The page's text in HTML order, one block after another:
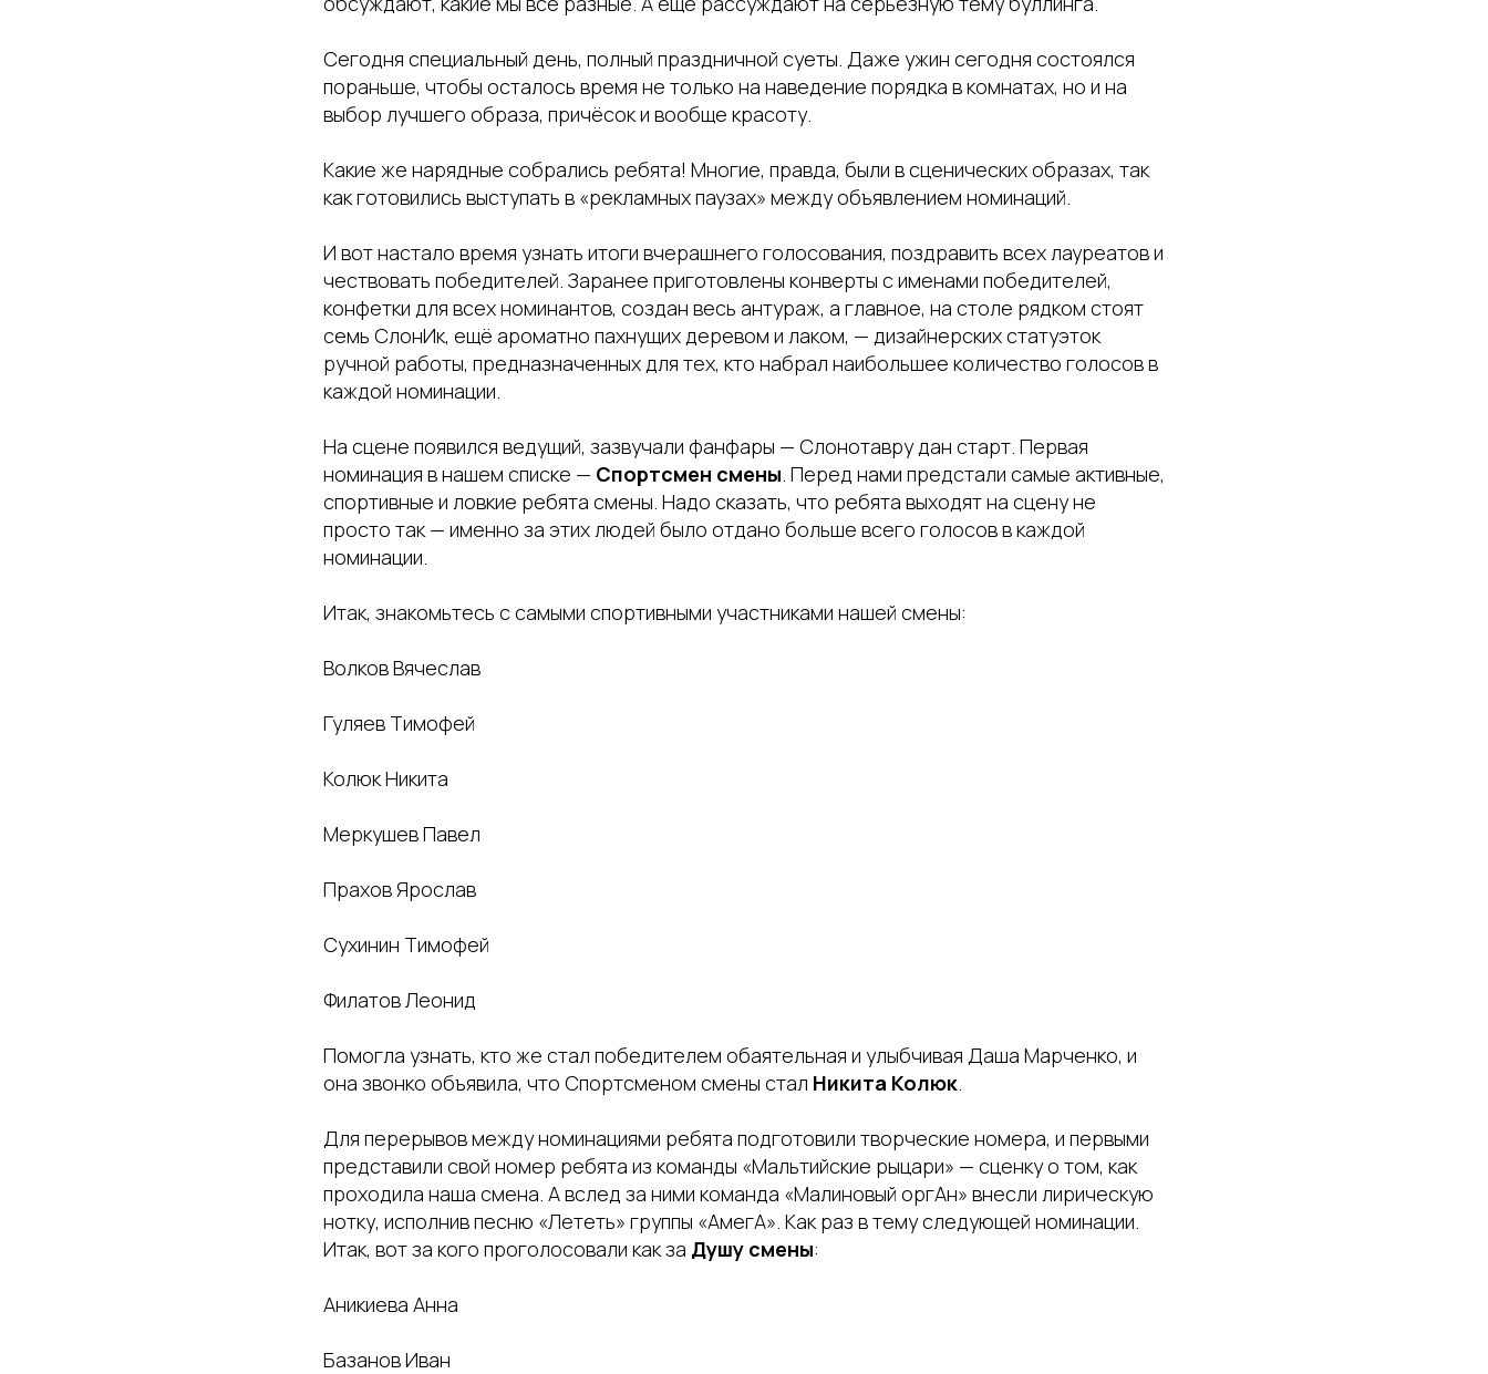
Сегодня специальный день, полный праздничной суеты. Даже ужин сегодня состоялся
пораньше, чтобы осталось время не только на наведение порядка в комнатах, но и на
выбор лучшего образа, причёсок и вообще красоту.
Какие же нарядные собрались ребята! Многие, правда, были в сценических образах, так
как готовились выступать в «рекламных паузах» между объявлением номинаций.
И вот настало время узнать итоги вчерашнего голосования, поздравить всех лауреатов и
чествовать победителей. Заранее приготовлены конверты с именами победителей,
конфетки для всех номинантов, создан весь антураж, а главное, на столе рядком стоят
семь СлонИк, ещё ароматно пахнущих деревом и лаком, — дизайнерских статуэток
ручной работы, предназначенных для тех, кто набрал наибольшее количество голосов в
каждой номинации.
На сцене появился ведущий, зазвучали фанфары — Слонотавру дан старт. Первая
номинация в нашем списке — Спортсмен смены . Перед нами предстали самые активные,
спортивные и ловкие ребята смены. Надо сказать, что ребята выходят на сцену не
просто так — именно за этих людей было отдано больше всего голосов в каждой
номинации.
Итак, знакомьтесь с самыми спортивными участниками нашей смены:
Волков Вячеслав
Гуляев Тимофей
Колюк Никита
Меркушев Павел
Прахов Ярослав
Сухинин Тимофей
Филатов Леонид
Помогла узнать, кто же стал победителем обаятельная и улыбчивая Даша Марченко, и
она звонко объявила, что Спортсменом смены стал Никита Колюк
Для перерывов между номинациями ребята подготовили творческие номера, и первыми
представили свой номер ребята из команды «Мальтийские рыцари» — сценку о том, как
проходила наша смена. А вслед за ними команда «Малиновый оргАн» внесли лирическую
нотку, исполнив песню «Лететь» группы «АмегА». Как раз в тему следующей номинации.
Итак, вот за кого проголосовали как за Душу смены:
Аникиева Анна
Базанов Иван